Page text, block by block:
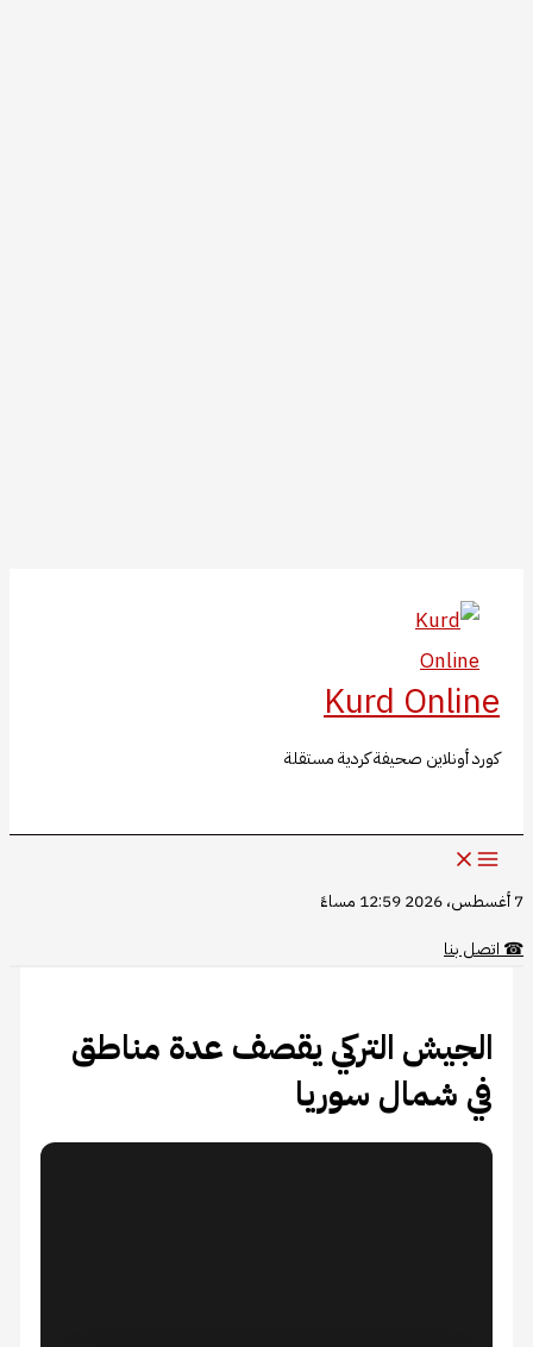
المحتوى
Kurd Online
كورد أونلاين صحيفة كردية مستقلة
7 أغسطس، 2026 12:59 مساءً
☎اتصل بنا
الجيش التركي يقصف عدة مناطق
في شمال سوريا